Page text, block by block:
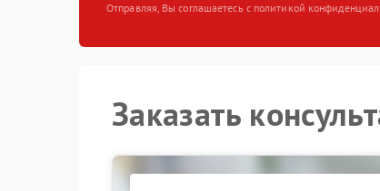
Отправляя, Вы соглашаетесь с политикой
Заказать